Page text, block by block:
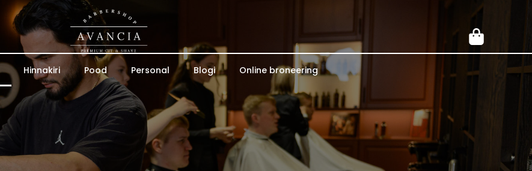
Hinnakiri Pood Personal Blogi Online broneering